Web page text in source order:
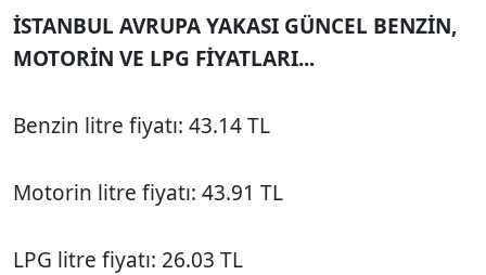
İSTANBUL AVRUPA YAKASI GÜNCEL BENZİN,
MOTORİN VE LPG FİYATLARI...
Benzin litre fiyatı: 43.14 TL
Motorin litre fiyatı: 43.91 TL
LPG litre fiyatı: 26.03 TL